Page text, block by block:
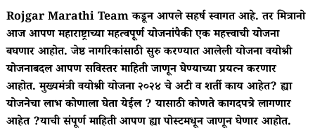
Rojgar Marathi Team कडून आपले सहर्ष स्वागत आहे. तर मित्रानो
आज आपण महाराष्ट्राच्या महत्वपूर्ण योजनांपैकी एक महत्त्वाची योजना
बघणार आहोत. जेष्ठ नागरिकांसाठी सुरु करण्यात आलेली योजना वयोश्री
योजनाबदल आपण सविस्तर माहिती जाणून घेण्याच्या प्रयत्न करणार
आहोत. मुख्यमंत्री वयोश्री योजना २०२४ चे अटी व शर्ती काय आहेत? ह्या
योजनेचा लाभ कोणाला घेता येईल ? यासाठी कोणते कागदपत्रे लागणार
आहेत ?याची संपूर्ण माहिती आपण ह्या पोस्टमधून जाणून घेणार आहोत.